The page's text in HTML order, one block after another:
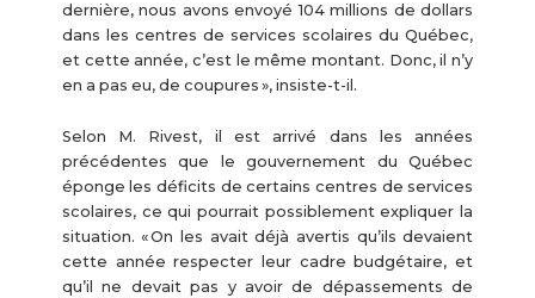
dernière, nous avons envoyé 104 millions de dollars
dans les centres de services scolaires du Québec,
et cette année, c’est le même montant. Donc, il n’y
en a pas eu, de coupures », insiste-t-il.
Selon M. Rivest, il est arrivé dans les années
précédentes que le gouvernement du Québec
éponge les déficits de certains centres de services
scolaires, ce qui pourrait possiblement expliquer la
situation. « On les avait déjà avertis qu’ils devaient
cette année respecter leur cadre budgétaire, et
qu’il ne devait pas y avoir de dépassements de